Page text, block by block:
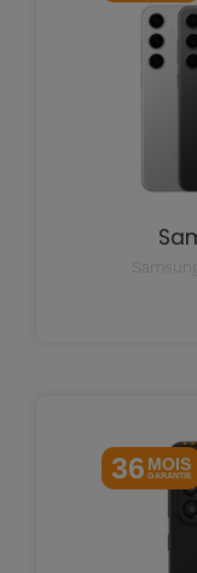
36 MOIS
GARANTIE